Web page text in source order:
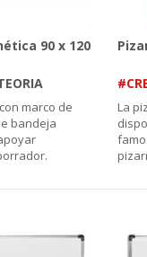
90 x 120
marco de
bandeja
La